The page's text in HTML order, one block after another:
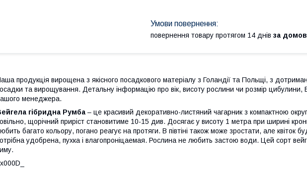
повернення товару протягом 14 днів за
продукція вирощена з якісного посадкового матеріалу з Голандії та Польщі, з
та вирощування. Детальну інформацію про вік, висоту рослини чи розмір цибулини,
менеджера.
гібридна Румба – це красивий декоративно-листяний чагарник з компактною
щорічний приріст становитиме 10-15 див. Досягає у висоту 1 метра при ширині
багато кольору, погано реагує на протяги. В півтіні також може зростати, але квіток
удобрена, пухка і влагопроніцаемая. Рослина не любить застою води. Цей сорт
_x000D_